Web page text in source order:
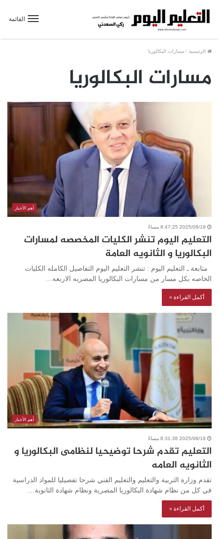
القائمة
الرئيسية / مسارات البكالوريا
مسارات البكالوريا
أهم الأخبار
2025/08/18 8:47:25 مساءً
التعليم اليوم تنشر الكليات المخصصه لمسارات
البكالوريا و الثانويه العامة
متابعة ـ التعليم اليوم : تنشر التعليم اليوم التفاصيل الكامله الكليات
الخاصه بكل مسار من مسارات البكالوريا المصريه الاربعه…
أكمل القراءة »
أهم الأخبار
2025/08/18 8:31:38 مساءً
التعليم تقدم شرحا توضيحيا لنظامى البكالوريا و
الثانويه العامه
تقدم وزارة التربية والتعليم والتعليم الفني شرحا تفصيليا للمواد الدراسية
في كل من نظام شهادة البكالوريا المصرية ونظام شهادة الثانوية…
أكمل القراءة »